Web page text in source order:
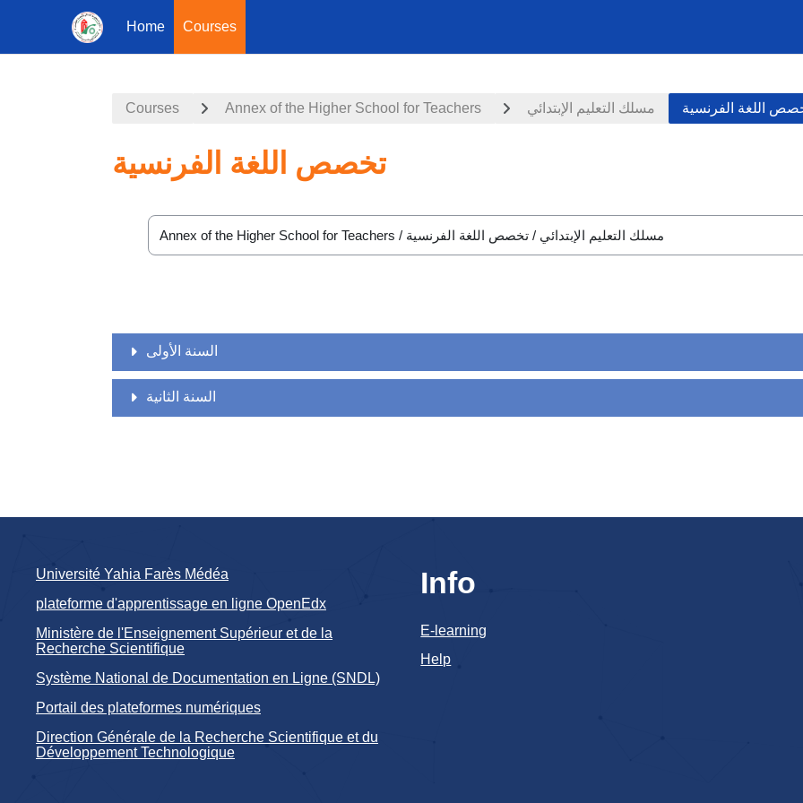
Home Courses
Courses Annex of the Higher School for Teachers مسلك التعليم الإبتدائي اللغة الفرنسية
تخصص اللغة الفرنسية
Course categories
السنة الأولى
السنة الثانية
Université Yahia Farès Médéa
plateforme d'apprentissage en ligne OpenEdx
Ministère de l'Enseignement Supérieur et de la
Recherche Scientifique
Système National de Documentation en Ligne (SNDL)
Portail des plateformes numériques
Direction Générale de la Recherche Scientifique et du
Développement Technologique
Info
E-learning
Help